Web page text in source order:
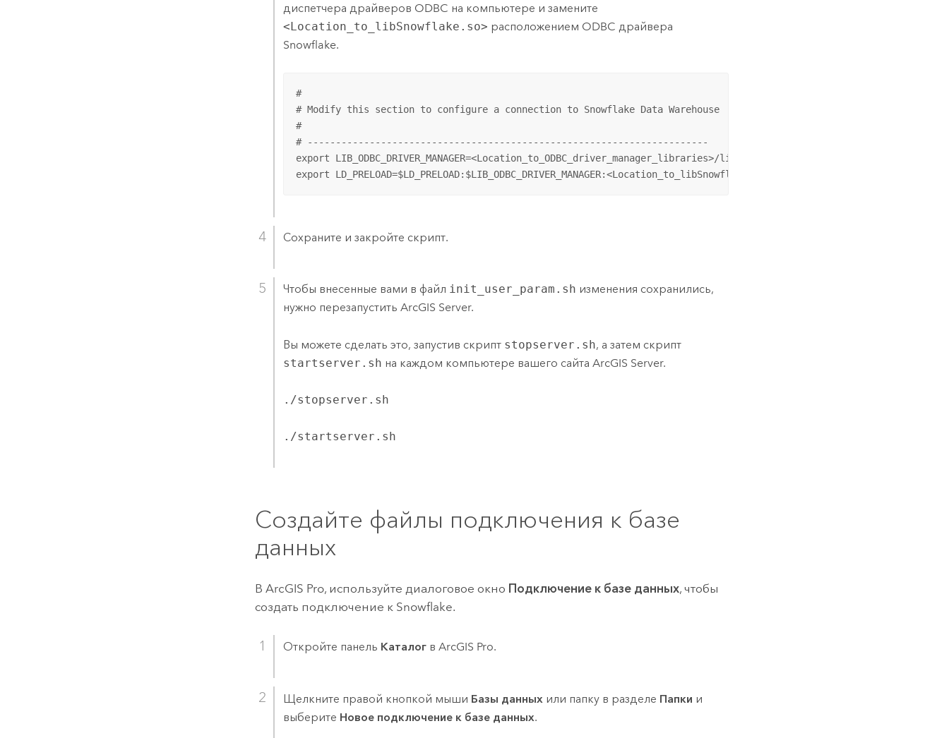
диспетчера драйверов ODBC на компьютере и замените
<Location_to_libSnowflake.so> расположением ODBC драйвера
Snowflake.
#
# Modify this section to configure a connection to Snowflake Data Warehouse
#
# -----------------------------------------------------------------------
export LIB_ODBC_DRIVER_MANAGER=<Location_to_ODBC_driver_manager_libraries>/libodbc.so.2
export LD_PRELOAD=$LD_PRELOAD:$LIB_ODBC_DRIVER_MANAGER:<Location_to_libSnowflake.so>/libSnowflake.so
Сохраните и закройте скрипт.
Чтобы внесенные вами в файл init_user_param.sh изменения сохранились,
нужно перезапуститьArcGIS Server.
Вы можете сделать это, запустив скрипт stopserver.sh, а затем скрипт
startserver.sh на каждом компьютере вашего сайтаArcGIS Server.
./stopserver.sh
./startserver.sh
Создайте файлы подключения к базе
данных
ВArcGIS Pro, используйте диалоговое окно Подключение к базе данных, чтобы
создать подключение к Snowflake.
Откройте панель Каталог вArcGIS Pro.
Щелкните правой кнопкой мыши Базы данных или папку в разделе Папки и
выберите Новое подключение к базе данных.